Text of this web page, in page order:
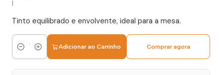
Tinto equilibrado e envolvente, ideal para a mesa.
Quantidade
Adicionar ao Carrinho Comprar agora